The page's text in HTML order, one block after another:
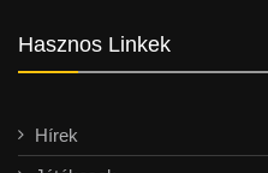
Hasznos Linkek
Hírek